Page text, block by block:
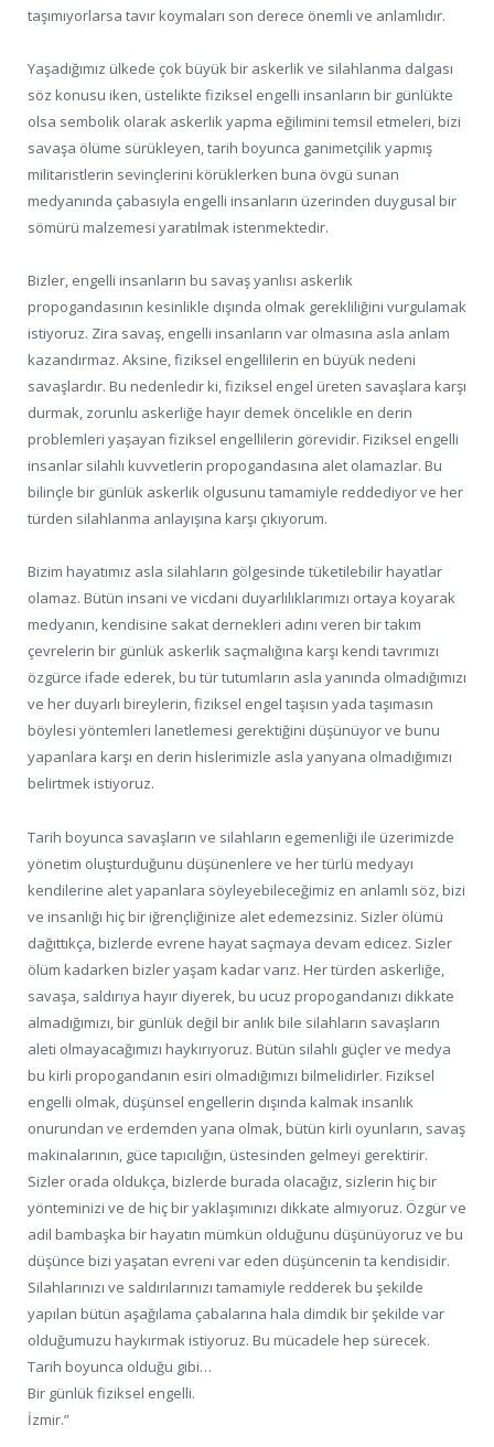
taşımıyorlarsa tavır koymaları son derece önemli ve anlamlıdır.
Yaşadığımız ülkede çok büyük bir askerlik ve silahlanma dalgası
söz konusu iken, üstelikte fiziksel engelli insanların bir günlükte
olsa sembolik olarak askerlik yapma eğilimini temsil etmeleri, bizi
savaşa ölüme sürükleyen, tarih boyunca ganimetçilik yapmış
militaristlerin sevinçlerini körüklerken buna övgü sunan
medyanında çabasıyla engelli insanların üzerinden duygusal bir
sömürü malzemesi yaratılmak istenmektedir.
Bizler, engelli insanların bu savaş yanlısı askerlik
propogandasının kesinlikle dışında olmak gerekliliğini vurgulamak
istiyoruz. Zira savaş, engelli insanların var olmasına asla anlam
kazandırmaz. Aksine, fiziksel engellilerin en büyük nedeni
savaşlardır. Bu nedenledir ki, fiziksel engel üreten savaşlara karşı
durmak, zorunlu askerliğe hayır demek öncelikle en derin
problemleri yaşayan fiziksel engellilerin görevidir. Fiziksel engelli
insanlar silahlı kuvvetlerin propogandasına alet olamazlar. Bu
bilinçle bir günlük askerlik olgusunu tamamiyle reddediyor ve her
türden silahlanma anlayışına karşı çıkıyorum.
Bizim hayatımız asla silahların gölgesinde tüketilebilir hayatlar
olamaz. Bütün insani ve vicdani duyarlılıklarımızı ortaya koyarak
medyanın, kendisine sakat dernekleri adını veren bir takım
çevrelerin bir günlük askerlik saçmalığına karşı kendi tavrımızı
özgürce ifade ederek, bu tür tutumların asla yanında olmadığımızı
ve her duyarlı bireylerin, fiziksel engel taşısın yada taşımasın
böylesi yöntemleri lanetlemesi gerektiğini düşünüyor ve bunu
yapanlara karşı en derin hislerimizle asla yanyana olmadığımızı
belirtmek istiyoruz.
Tarih boyunca savaşların ve silahların egemenliği ile üzerimizde
yönetim oluşturduğunu düşünenlere ve her türlü medyayı
kendilerine alet yapanlara söyleyebileceğimiz en anlamlı söz, bizi
ve insanlığı hiç bir iğrençliğinize alet edemezsiniz. Sizler ölümü
dağıttıkça, bizlerde evrene hayat saçmaya devam edicez. Sizler
ölüm kadarken bizler yaşam kadar varız. Her türden askerliğe,
savaşa, saldırıya hayır diyerek, bu ucuz propogandanızı dikkate
almadığımızı, bir günlük değil bir anlık bile silahların savaşların
aleti olmayacağımızı haykırıyoruz. Bütün silahlı güçler ve medya
bu kirli propogandanın esiri olmadığımızı bilmelidirler. Fiziksel
engelli olmak, düşünsel engellerin dışında kalmak insanlık
onurundan ve erdemden yana olmak, bütün kirli oyunların, savaş
makinalarının, güce tapıcılığın, üstesinden gelmeyi gerektirir.
Sizler orada oldukça, bizlerde burada olacağız, sizlerin hiç bir
yönteminizi ve de hiç bir yaklaşımınızı dikkate almıyoruz. Özgür ve
adil bambaşka bir hayatın mümkün olduğunu düşünüyoruz ve bu
düşünce bizi yaşatan evreni var eden düşüncenin ta kendisidir.
Silahlarınızı ve saldırılarınızı tamamiyle redderek bu şekilde
yapılan bütün aşağılama çabalarına hala dimdik bir şekilde var
olduğumuzu haykırmak istiyoruz. Bu mücadele hep sürecek.
Tarih boyunca olduğu gibi…
Bir günlük fiziksel engelli.
İzmir.”